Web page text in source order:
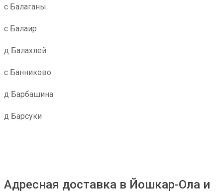
с Балаганы
с Балаир
д Балахлей
с Банниково
д Барбашина
д Барсуки
Адресная доставка в Йошкар-Ола и